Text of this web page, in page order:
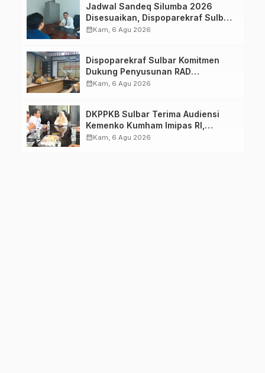
Jadwal Sandeq Silumba 2026
Disesuaikan, Dispoparekraf Sulbar
Pastikan Persiapan Tetap
calendar_monthKam, 6 Agu 2026
Dispoparekraf Sulbar Komitmen
Dukung Penyusunan RAD
TPB/SDGs Sulawesi Barat
calendar_monthKam, 6 Agu 2026
DKPPKB Sulbar Terima Audiensi
Kemenko Kumham Imipas RI,
Perkuat Pelayanan Kesehatan bagi
calendar_monthKam, 6 Agu 2026